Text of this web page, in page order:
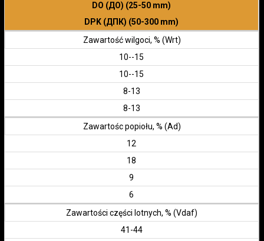
DO (ДО) (25-50 mm)
DPK (ДПК) (50-300 mm)
Zawartość wilgoci, % (Wrt)
10--15
10--15
8-13
8-13
Zawartośc popiołu, % (Ad)
12
18
9
6
Zawartości części lotnych, % (Vdaf)
41-44